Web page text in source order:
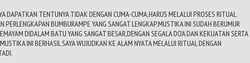
DAPATKAN TENTUNYA TIDAK DENGAN CUMA-CUMA,HARUS MELALUI PROSES RITUAL
PERLENGKAPAN BUMBURAMPE YANG SANGAT LENGKAP.MUSTIKA INI SUDAH BERUMUR
DIDALAM BATU YANG SANGAT BESAR,DENGAN SEGALA DO'A DAN KEKUATAN SERTA
INI BERHASIL SAYA WUJUDKAN KE ALAM NYATA MELALUI RITUAL DENGAN